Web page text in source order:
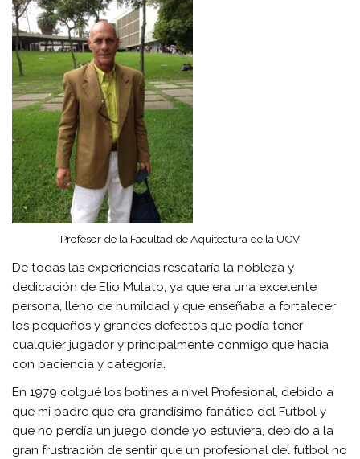
Profesor de la Facultad de Aquitectura de la UCV
De todas las experiencias rescataría la nobleza y
dedicación de Elio Mulato, ya que era una excelente
persona, lleno de humildad y que enseñaba a fortalecer
los pequeños y grandes defectos que podía tener
cualquier jugador y principalmente conmigo que hacía
con paciencia y categoría.
En 1979 colgué los botines a nivel Profesional, debido a
que mi padre que era grandísimo fanático del Futbol y
que no perdía un juego donde yo estuviera, debido a la
gran frustración de sentir que un profesional del futbol no